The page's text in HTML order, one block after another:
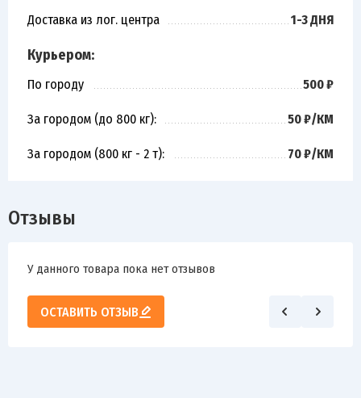
Доставка из лог. центра
1-3 ДНЯ
Курьером:
По городу 500 ₽
За городом (до 800 кг): 50 ₽/КМ
За городом (800 кг - 2 т): 70 ₽/КМ
Отзывы
У данного товара пока нет отзывов
ОСТАВИТЬ ОТЗЫВ